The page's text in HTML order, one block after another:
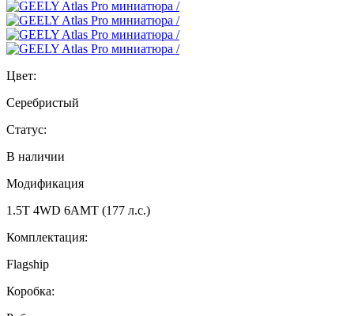
Цвет:
Серебристый
Статус:
В наличии
Модификация
1.5T 4WD 6AMT (177 л.с.)
Комплектация:
Flagship
Коробка: